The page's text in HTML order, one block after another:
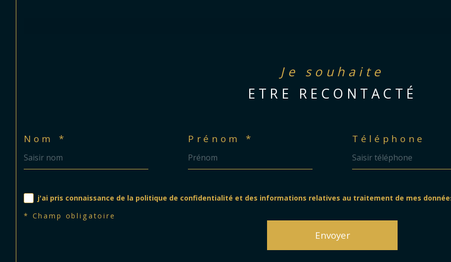
Je souhaite
ETRE RECONTACTÉ
Nom * Prénom * Téléphone
j'ai pris connaissance de la politique de confidentialité et des informations relatives au traitement de mes
* Champ obligatoire
Envoyer